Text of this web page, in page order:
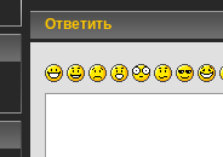
Ответить